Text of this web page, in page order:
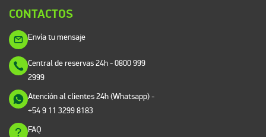
CONTACTOS
Envía tu mensaje
Central de reservas 24h- 0800 999
2999
Atención al clientes 24h (Whatsapp)-
+54 9 11 3299 8183
FAQ